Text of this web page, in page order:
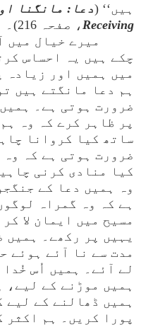
ہیں‘‘ (
Receiving ، صفحہ 216)۔
میرے خیال میں
چکے ہیں یہ احساس
میں ہمیں اور زیادہ
ہم دعا مانگتے ہیں
ضرورت ہوتی ہے۔
پر ظاہر کرے کہ وہ
ساتھ کیا کروانا
ضرورت ہوتی ہے کہ
کیا منادی کرنی
وہ ہمیں دعا کے
ہے کہ وہ گمراہ
مسیح میں ایمان لا
یہیں پر رکھے۔ ہمیں
مدت سے نا آئے ہوئے
لے آئے۔ ہمیں اُس
ہمیں موڑنے کے لیے،
ہمیں ڈھالنے کے لیے
پورا کریں۔ ہم اکثر